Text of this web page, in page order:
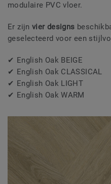
modulaire PVC vloer.
Er zijnvier designs
geselecteerd voor een
✔ English Oak BEIGE
✔ English Oak CLASSICAL
✔ English Oak LIGHT
✔ English Oak WARM